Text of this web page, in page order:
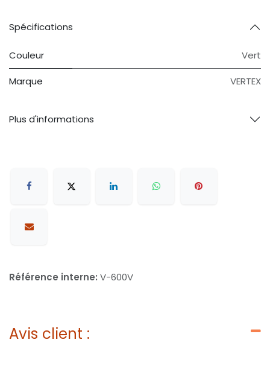
Spécifications
Couleur Vert
Marque VERTEX
Plus d'informations
Référence interne: V-600V
Avis client :